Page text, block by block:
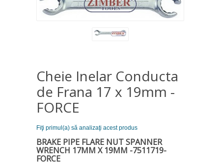
Cheie Inelar Conducta
de Frana 17 x 19mm -
FORCE
Fiţi primul(a) să analizaţi acest produs
BRAKE PIPE FLARE NUT SPANNER
WRENCH 17MM X 19MM -7511719-
FORCE